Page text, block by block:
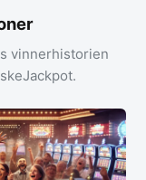
vinnerhistorien